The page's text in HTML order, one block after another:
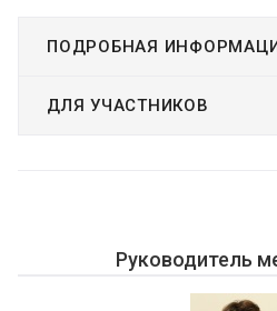
ПОДРОБНАЯ
ДЛЯ УЧАСТНИКОВ
Руководитель